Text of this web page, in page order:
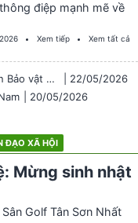
điệp mạnh mẽ về
tính tình huống, văn bản
nền móng… Continue
Cơ hội để TP.HCM thoát
xếp hàng’
Xem tiếp Xem tất cả
bia Ma Nhai
| 22/05/2026
| 20/05/2026
ĐẠO XÃ HỘI
Mừng sinh nhật
Golf Tân Sơn Nhất